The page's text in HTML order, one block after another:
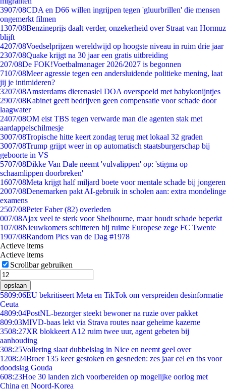
3907/08CDA en D66 willen ingrijpen tegen 'gluurbrillen' die mensen
ongemerkt filmen
1307/08Benzineprijs daalt verder, onzekerheid over Straat van Hormuz
blijft
4207/08Voedselprijzen wereldwijd op hoogste niveau in ruim drie jaar
2307/08Quake krijgt na 30 jaar een gratis uitbreiding
207/08De FOK!Voetbalmanager 2026/2027 is begonnen
7107/08Meer agressie tegen een andersluidende politieke mening, laat
jij je intimideren?
3207/08Amsterdams dierenasiel DOA overspoeld met babykonijntjes
2907/08Kabinet geeft bedrijven geen compensatie voor schade door
laagwater
2407/08OM eist TBS tegen verwarde man die agenten stak met
aardappelschilmesje
3007/08Tropische hitte keert zondag terug met lokaal 32 graden
3007/08Trump grijpt weer in op automatisch staatsburgerschap bij
geboorte in VS
5707/08Dikke Van Dale neemt 'vulvalippen' op: 'stigma op
schaamlippen doorbreken'
1607/08Meta krijgt half miljard boete voor mentale schade bij jongeren
2007/08Denemarken pakt AI-gebruik in scholen aan: extra mondelinge
examens
2507/08Peter Faber (82) overleden
007/08Ajax veel te sterk voor Shelbourne, maar houdt schade beperkt
107/08Nieuwkomers schitteren bij ruime Europese zege FC Twente
1907/08Random Pics van de Dag #1978
Actieve items
Actieve items
Scrollbar gebruiken
opslaan
5809:06EU bekritiseert Meta en TikTok om verspreiden desinformatie
Ceuta
4809:04PostNL-bezorger steekt bewoner na ruzie over pakket
809:03MIVD-baas lekt via Strava routes naar geheime kazerne
3508:27XR blokkeert A12 ruim twee uur, agent gebeten bij
aanhouding
308:25Vollering slaat dubbelslag in Nice en neemt geel over
1208:24Broer 135 keer gestoken en gesneden: zes jaar cel en tbs voor
doodslag Gouda
608:23Hoe 30 landen zich voorbereiden op mogelijke oorlog met
China en Noord-Korea